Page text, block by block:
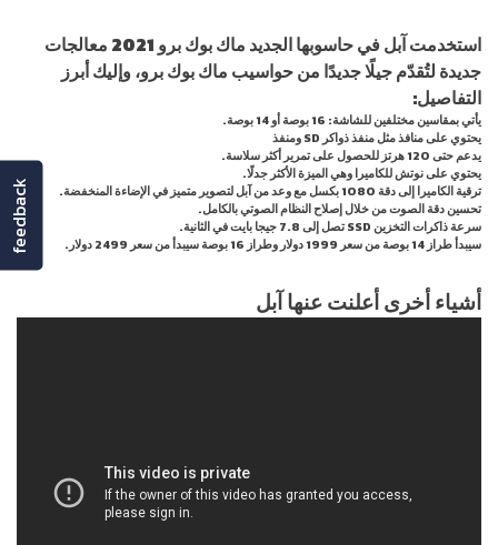
استخدمت آبل في حاسوبها الجديد ماك بوك برو 2021 معالجات
جديدة لتُقدّم جيلًا جديدًا من حواسيب ماك بوك برو، وإليك أبرز
التفاصيل:
يأتي بمقاسين مختلفين للشاشة: 16 بوصة أو 14 بوصة.
يحتوي على منافذ مثل منفذ ذواكر SD ومنفذ
يدعم حتى 120 هرتز للحصول على تمرير أكثر سلاسة.
يحتوي على نوتش للكاميرا وهي الميزة الأكثر جدلًا.
ترقية الكاميرا إلى دقة 1080 بكسل مع وعد من آبل لتصوير متميز في الإضاءة المنخفضة.
تحسين دقة الصوت من خلال إصلاح النظام الصوتي بالكامل.
سرعة ذاكرات التخزين SSD تصل إلى 7.8 جيجا بايت في الثانية.
سيبدأ طراز 14 بوصة من سعر 1999 دولار وطراز 16 بوصة سيبدأ من سعر 2499 دولار.
أشياء أخرى أعلنت عنها آبل
feedback